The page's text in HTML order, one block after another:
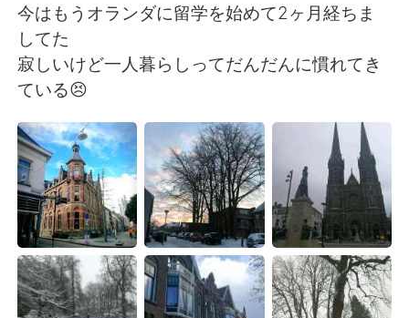
العربية Français
Deutsch 日本語
Indonesia Italiano
Türkçe Tiếng Việt
Português
今はもうオランダに留学を始めて2ヶ月経ちま
してた
寂しいけど一人暮らしってだんだんに慣れてき
ている😣